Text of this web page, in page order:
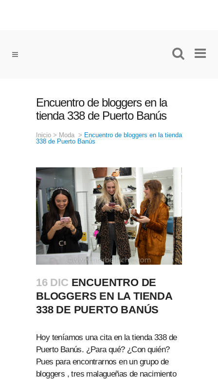
Encuentro de bloggers en la
tienda 338 de Puerto Banús
Inicio > Moda > Encuentro de bloggers en la tienda
338 de Puerto Banús
16 DIC ENCUENTRO DE
BLOGGERS EN LA TIENDA
338 DE PUERTO BANÚS
Hoy teníamos una cita en la tienda 338 de
Puerto Banús. ¿Para qué? ¿Con quién?
Pues para encontrarnos en un grupo de
bloggers , tres malagueñas de nacimiento